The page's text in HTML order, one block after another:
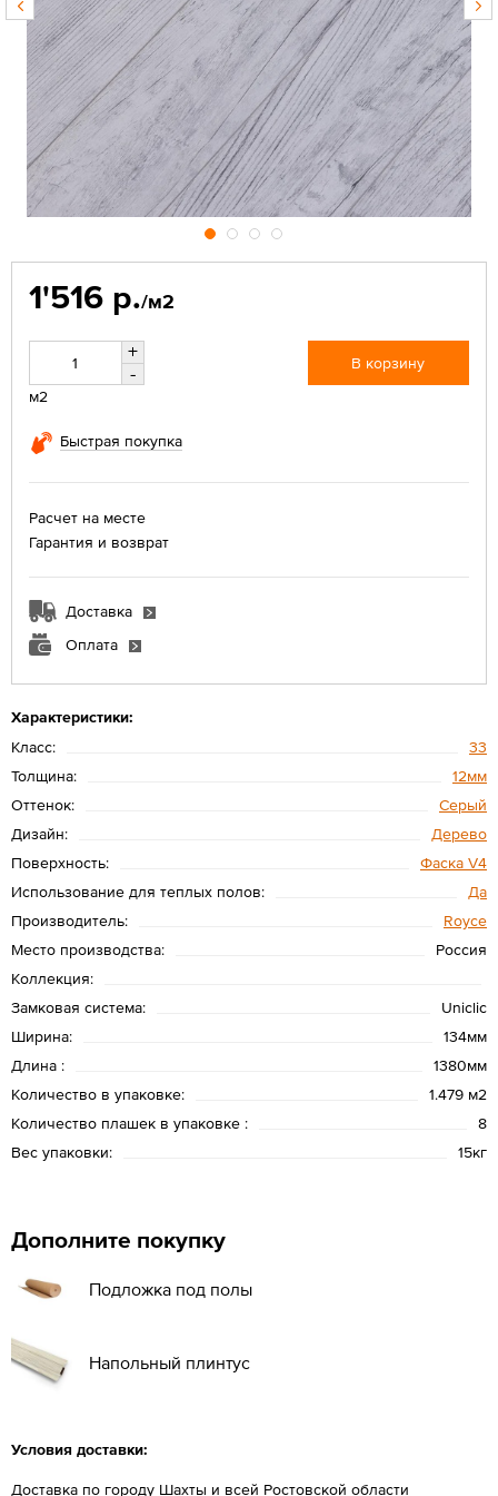
Характеристики:
Класс:
33
Толщина:
12мм
Оттенок:
Серый
Дизайн:
Дерево
Поверхность:
Фаска V4
Использование для теплых полов:
Да
Производитель:
Royce
Место производства:
Россия
Коллекция:
Замковая система:
Uniclic
Ширина:
134мм
Длина :
1380мм
Количество в упаковке:
1.479 м2
Количество плашек в упаковке :
8
Вес упаковки:
15кг
1'516 р./м2
+
-
м2
В корзину
Быстрая покупка
Расчет на месте
Гарантия и возврат
Доставка
Оплата
Дополните покупку
Подложка под полы
Напольный плинтус
Условия доставки:
Доставка по городу Шахты и всей Ростовской области